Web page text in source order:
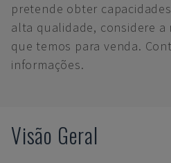
pretende obter
alta qualidade, considere a
que temos para venda.
informações.
Visão Geral